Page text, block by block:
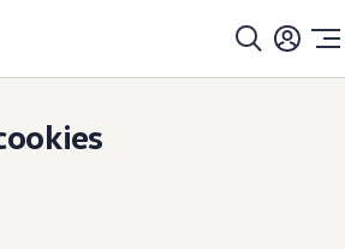
transformation
clients privés